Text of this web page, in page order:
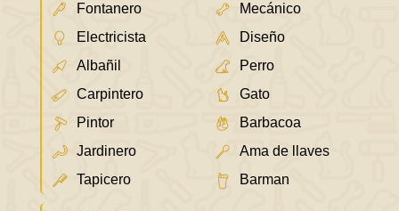
Fontanero
Electricista
Albañil
Carpintero
Pintor
Jardinero
Tapicero
Mecánico
Diseño
Perro
Gato
Barbacoa
Ama de llaves
Barman